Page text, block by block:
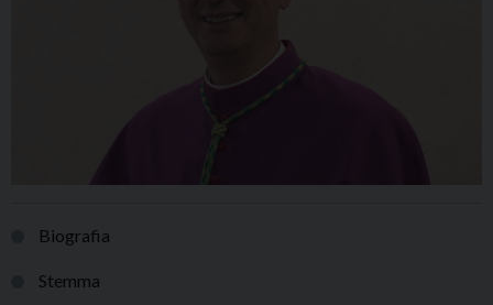
Biografia
Stemma